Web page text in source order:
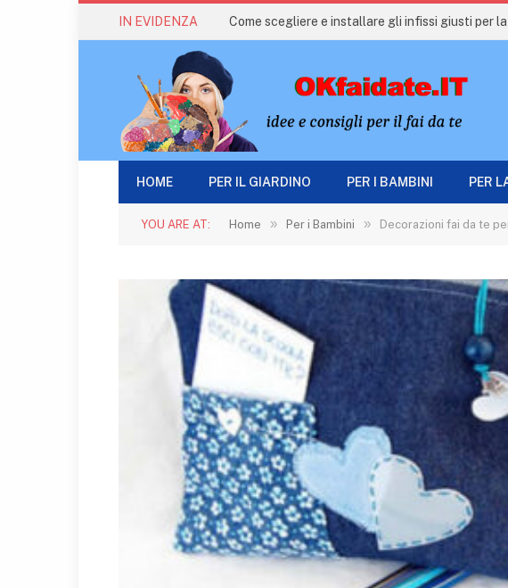
IN EVIDENZA Come scegliere e installare gli infissi giusti per
HOME PER IL GIARDINO PER I BAMBINI PER
YOU ARE AT: Home » Per i Bambini » Decorazioni fai da te